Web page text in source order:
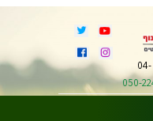
פקס 04-